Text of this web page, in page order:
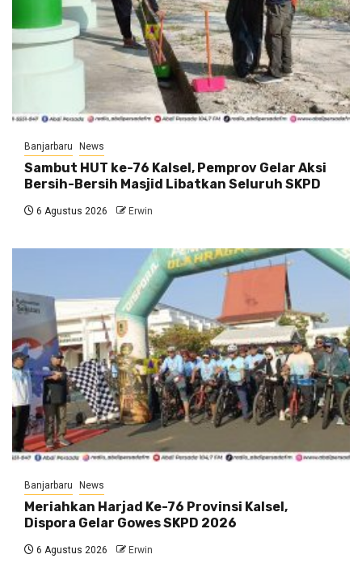
Banjarbaru News
Sambut HUT ke-76 Kalsel, Pemprov Gelar Aksi
Bersih-Bersih Masjid Libatkan Seluruh SKPD
6 Agustus 2026 Erwin
Banjarbaru News
Meriahkan Harjad Ke-76 Provinsi Kalsel,
Dispora Gelar Gowes SKPD 2026
6 Agustus 2026 Erwin